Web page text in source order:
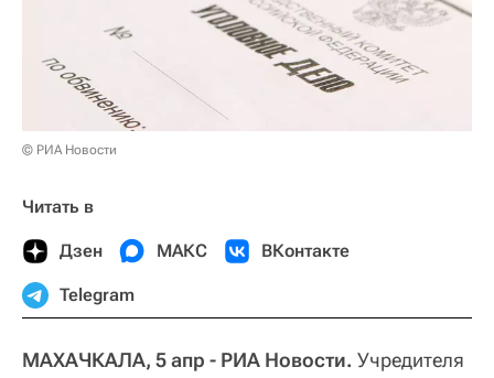
© РИА Новости
Читать в
Дзен МАКС ВКонтакте
Telegram
МАХАЧКАЛА, 5 апр - РИА Новости. Учредителя